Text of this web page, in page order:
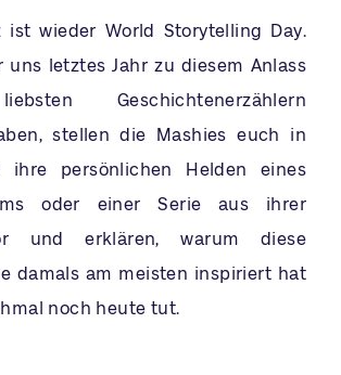
ist wieder World Storytelling Day.
uns letztes Jahr zu diesem Anlass
Geschichtenerzählern
stellen die Mashies euch in
ihre persönlichen Helden eines
oder einer Serie aus ihrer
und erklären, warum diese
damals am meisten inspiriert hat
noch heute tut.